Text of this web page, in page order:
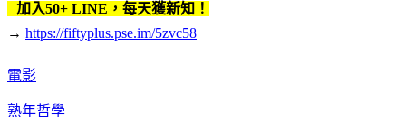
加入50+ LINE，每天獲新知！
→ https://fiftyplus.pse.im/5zvc58
電影
熟年哲學